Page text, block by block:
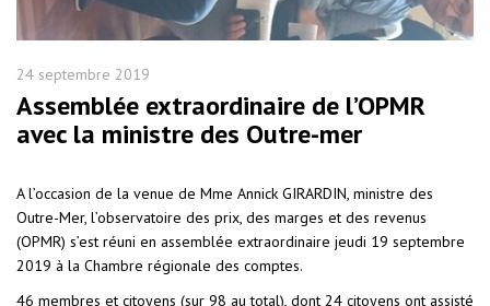
24 septembre 2019
Assemblée extraordinaire de l’OPMR
avec la ministre des Outre-mer
A l’occasion de la venue de Mme Annick GIRARDIN, ministre des
Outre-Mer, l’observatoire des prix, des marges et des revenus
(OPMR) s’est réuni en assemblée extraordinaire jeudi 19 septembre
2019 à la Chambre régionale des comptes.
46 membres et citoyens (sur 98 au total), dont 24 citoyens ont assisté